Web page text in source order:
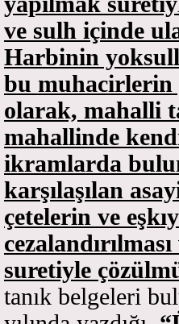
ve sulh içinde
Harbinin
bu muhacirlerin
olarak, mahalli
mahallinde
ikramlarda
karşılaşılan
çetelerin ve
suretiyle
tanık belgeleri